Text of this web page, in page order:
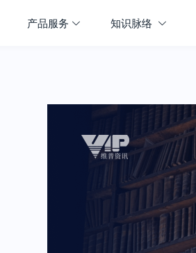
产品服务 知识脉络